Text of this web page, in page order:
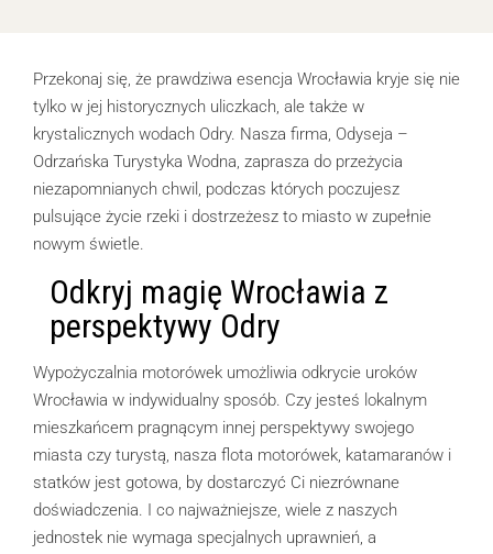
Przekonaj się, że prawdziwa esencja Wrocławia kryje się nie
tylko w jej historycznych uliczkach, ale także w
krystalicznych wodach Odry. Nasza firma, Odyseja –
Odrzańska Turystyka Wodna, zaprasza do przeżycia
niezapomnianych chwil, podczas których poczujesz
pulsujące życie rzeki i dostrzeżesz to miasto w zupełnie
nowym świetle.
Odkryj magię Wrocławia z
perspektywy Odry
Wypożyczalnia motorówek umożliwia odkrycie uroków
Wrocławia w indywidualny sposób. Czy jesteś lokalnym
mieszkańcem pragnącym innej perspektywy swojego
miasta czy turystą, nasza flota motorówek, katamaranów i
statków jest gotowa, by dostarczyć Ci niezrównane
doświadczenia. I co najważniejsze, wiele z naszych
jednostek nie wymaga specjalnych uprawnień, a